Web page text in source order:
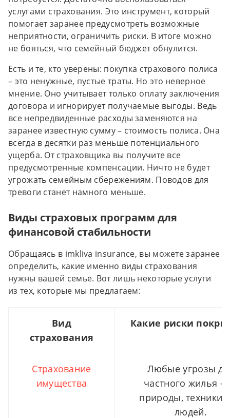
услугами страхования. Это инструмент, который
помогает заранее предусмотреть возможные
неприятности, ограничить риски. В итоге можно
не бояться, что семейный бюджет обнулится.
Есть и те, кто уверены: покупка страхового полиса
– это ненужные, пустые траты. Но это неверное
мнение. Оно учитывает только оплату заключения
договора и игнорирует получаемые выгоды. Ведь
все непредвиденные расходы заменяются на
заранее известную сумму – стоимость полиса. Она
всегда в десятки раз меньше потенциального
ущерба. От страховщика вы получите все
предусмотренные компенсации. Ничто не будет
угрожать семейным сбережениям. Поводов для
тревоги станет намного меньше.
Виды страховых программ для
финансовой стабильности
Обращаясь в imkliva insurance, вы можете заранее
определить, какие именно виды страхования
нужны вашей семье. Вот лишь некоторые услуги
из тех, которые мы предлагаем:
Вид
страхования
Какие риски
Страхование
имущества
Любые угрозы
частного жилья –
природы, техники
людей.